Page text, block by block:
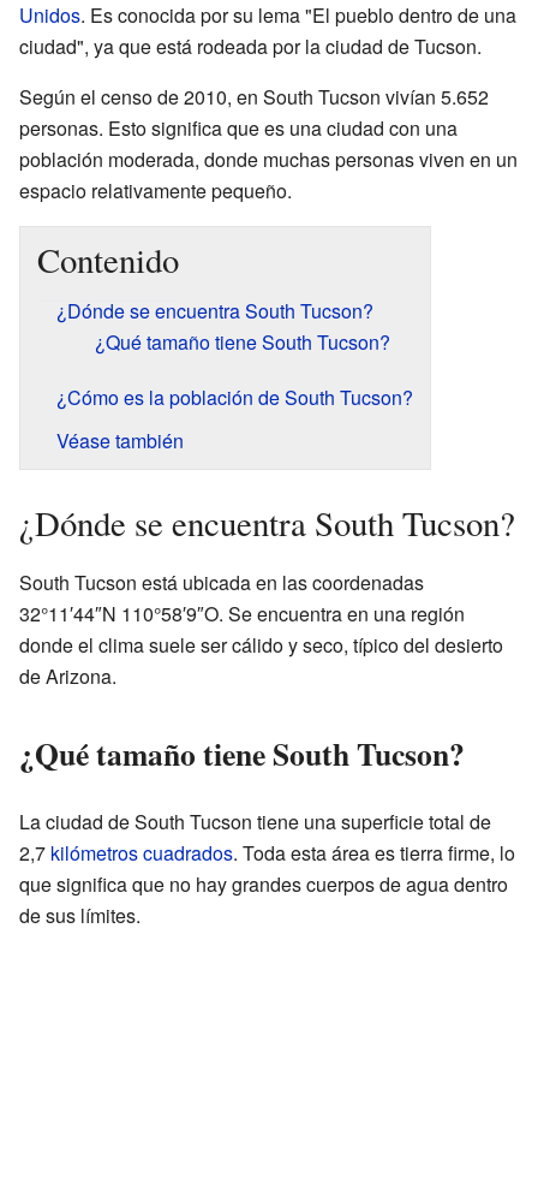
Unidos. Es conocida por su lema "El pueblo dentro de una
ciudad", ya que está rodeada por la ciudad de Tucson.
Según el censo de 2010, en South Tucson vivían 5.652
personas. Esto significa que es una ciudad con una
población moderada, donde muchas personas viven en un
espacio relativamente pequeño.
Contenido
¿Dónde se encuentra South Tucson?
¿Qué tamaño tiene South Tucson?
¿Cómo es la población de South Tucson?
Véase también
¿Dónde se encuentra South Tucson?
South Tucson está ubicada en las coordenadas
32°11′44″N 110°58′9″O. Se encuentra en una región
donde el clima suele ser cálido y seco, típico del desierto
de Arizona.
¿Qué tamaño tiene South Tucson?
La ciudad de South Tucson tiene una superficie total de
2,7 kilómetros cuadrados. Toda esta área es tierra firme, lo
que significa que no hay grandes cuerpos de agua dentro
de sus límites.